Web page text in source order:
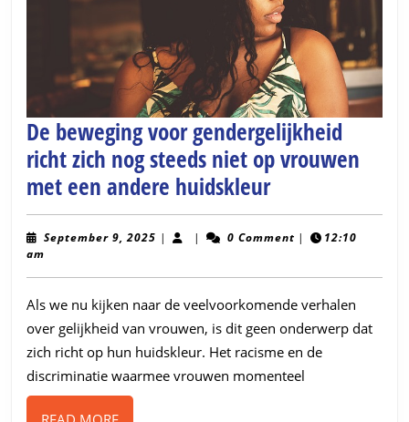
De beweging voor gendergelijkheid
richt zich nog steeds niet op vrouwen
met een andere huidskleurDe
beweging
voor
richt
zich
nog
steeds
September 9, 2025 September
| | 0 Comment |
12:10
am
Als we nu kijken naar de veelvoorkomende verhalen
over gelijkheid van vrouwen, is dit geen onderwerp dat
zich richt op hun huidskleur. Het racisme en de
discriminatie waarmee vrouwen momenteel
READ